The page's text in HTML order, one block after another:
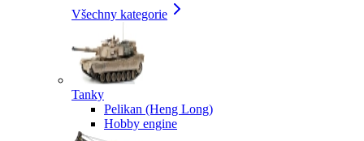
Všechny kategorie
Tanky
Pelikan (Heng Long)
Hobby engine